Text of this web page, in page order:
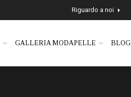
Riguardo a noi
GALLERIA MODAPELLE BLOG